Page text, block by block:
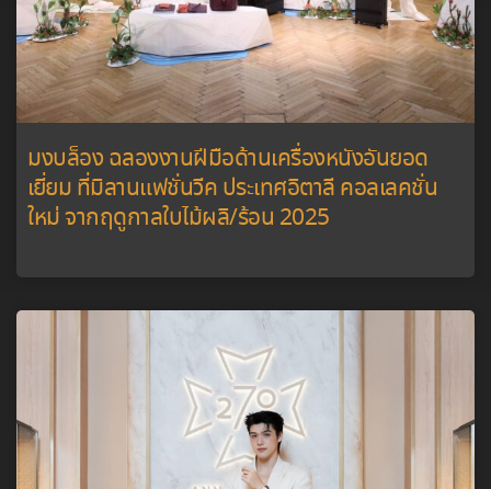
มงบล็อง ฉลองงานฝีมือด้านเครื่องหนังอันยอด
เยี่ยม ที่มิลานแฟชั่นวีค ประเทศอิตาลี คอลเลคชั่น
ใหม่ จากฤดูกาลใบไม้ผลิ/ร้อน 2025